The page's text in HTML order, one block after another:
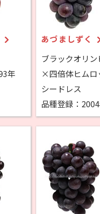
年
あづましずく
ブラックオリン
×四倍体ヒムロ
シードレス
品種登録：